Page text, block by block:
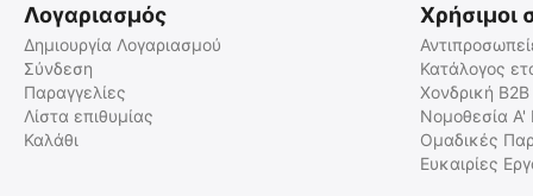
ΓΑΝΤΙΑ MECHANIX, M-PACT
D5, Cut resistant
9020172261
ΓΑΝΤΙΑ MECHANIX, M-pact,
Άμεσα διαθέσιμο
Λογαριασμός
Δημιουργία Λογαριασμού
Σύνδεση
Παραγγελίες
Λίστα επιθυμίας
Καλάθι
Χρήσιμοι
Κατάλογος
Χονδρική B2B
Νομοθεσία Α'
Ομαδικές
Ευκαιρίες